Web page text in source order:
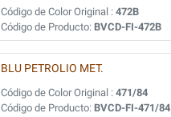
Código de Color Original : 472B
Código de Producto: BVCD-FI-472B
BLU PETROLIO MET.
Código de Color Original : 471/84
Código de Producto: BVCD-FI-471/84